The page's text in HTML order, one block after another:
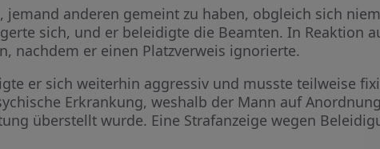
anderen gemeint zu haben, obgleich sich
sich, und er beleidigte die Beamten. In Reaktion
nachdem er einen Platzverweis ignorierte.
er sich weiterhin aggressiv und musste teilweise
Erkrankung, weshalb der Mann auf
überstellt wurde. Eine Strafanzeige wegen